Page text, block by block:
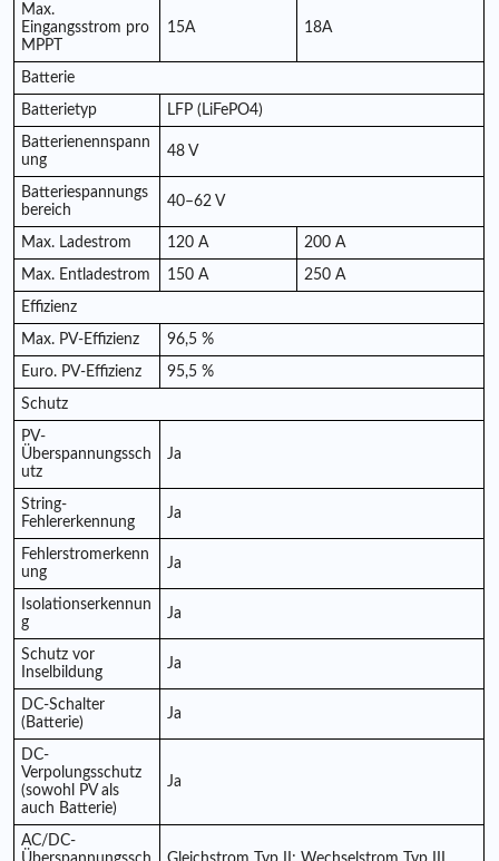
Max.
Eingangsstrom pro
MPPT
15A 18A
Batterie
Batterietyp LFP (LiFePO4)
Batterienennspann
ung
48 V
Batteriespannungs
bereich
40–62 V
Max. Ladestrom 120 A 200 A
Max. Entladestrom 150 A 250 ​​A
Effizienz
Max. PV-Effizienz 96,5 %
Euro. PV-Effizienz 95,5 %
Schutz
PV-
Überspannungssch
utz
Ja
String-
Fehlererkennung
Ja
Fehlerstromerkenn
ung
Ja
Isolationserkennun
g
Ja
Schutz vor
Inselbildung
Ja
DC-Schalter
(Batterie)
Ja
DC-
Verpolungsschutz
(sowohl PV als
auch Batterie)
Ja
AC/DC-